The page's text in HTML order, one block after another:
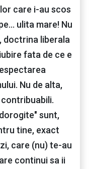
care i-au scos
ulita mare! Nu
doctrina liberala
fata de ce e
Nu de alta,
sunt,
tine, exact
care (nu) te-au
continui sa ii